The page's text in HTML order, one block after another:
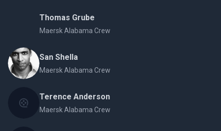
Thomas Grube
Maersk Alabama Crew
San Shella
Maersk Alabama Crew
Terence Anderson
Maersk Alabama Crew